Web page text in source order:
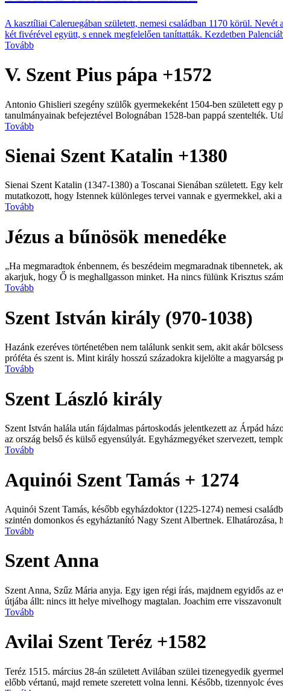
A kasztíliai Caleruegában született, nemesi családban 1170 körül.
két fivérével együtt, s ennek megfelelően taníttatták. Kezdetben
Tovább
V. Szent Pius pápa +1572
Antonio Ghislieri szegény szülők gyermekeként 1504-ben született egy
tanulmányainak befejeztével Bolognában 1528-ban pappá szentelték.
Tovább
Sienai Szent Katalin +1380
Sienai Szent Katalin (1347-1380) a Toscanai Sienában született. Egy
mutatkozott, hogy Istennek különleges tervei vannak e gyermekkel, aki
Tovább
Jézus a bűnösök menedéke
„Ha megmaradtok énbennem, és beszédeim megmaradnak
akarjuk, hogy Ő is meghallgasson minket. Ha nincs fülünk Krisztus
Tovább
Szent István király (970-1038)
Hazánk ezeréves történetében nem találunk senkit sem, akit akár
próféta és szent is. Mint király hosszú századokra kijelölte a magyarság
Tovább
Szent László király
Szent István halála után fájdalmas pártoskodás jelentkezett az Árpád
az ország belső és külső egyensúlyát. Egyházmegyéket szervezett,
Tovább
Aquinói Szent Tamás + 1274
Aquinói Szent Tamás, később egyházdoktor (1225-1274) nemesi
szintén domonkos és egyháztanító Nagy Szent Albertnek.
Tovább
Szent Anna
Szent Anna, Szűz Mária anyja. Egy igen régi írás, majdnem egyidős az
útjába állt: nincs itt helye mivelhogy magtalan. Joachim erre visszavonult
Tovább
Avilai Szent Teréz +1582
Teréz 1515. március 28-án született Avilában szülei tizenegyedik
előbb vértanú, majd remete szeretett volna lenni. Később, tizennyolc